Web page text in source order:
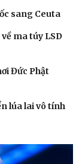
sang Ceuta
ma túy LSD
Đức Phật
lúa lai vô tính